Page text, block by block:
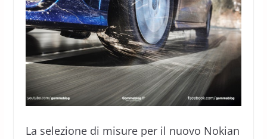
La selezione di misure per il nuovo Nokian